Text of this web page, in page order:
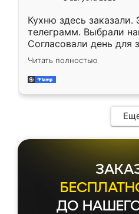
Кухню здесь
телеграмм. Выбрали
Согласовали день для
недели кухня была уже
довольны работой.
мебель за
Читать полностью
ДО